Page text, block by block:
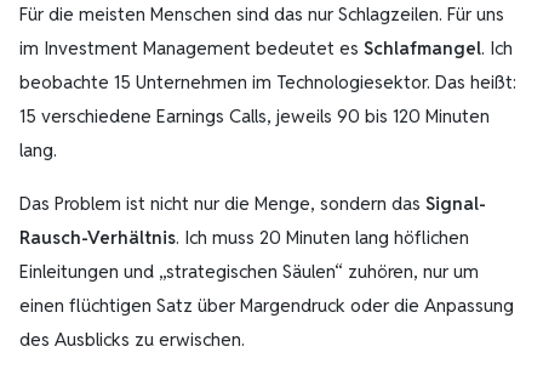
Für die meisten Menschen sind das nur Schlagzeilen. Für uns
im Investment Management bedeutet es Schlafmangel. Ich
beobachte 15 Unternehmen im Technologiesektor. Das heißt:
15 verschiedene Earnings Calls, jeweils 90 bis 120 Minuten
lang.
Das Problem ist nicht nur die Menge, sondern das Signal-
Rausch-Verhältnis. Ich muss 20 Minuten lang höflichen
Einleitungen und „strategischen Säulen“ zuhören, nur um
einen flüchtigen Satz über Margendruck oder die Anpassung
des Ausblicks zu erwischen.